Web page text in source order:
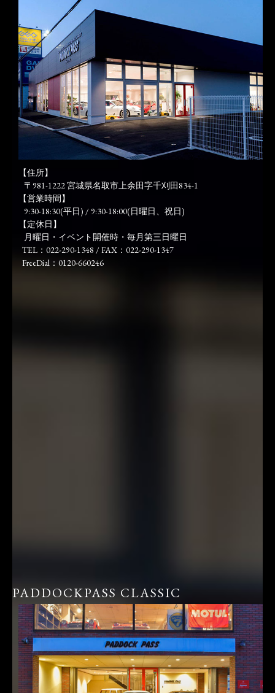
【住所】
〒981-1222 宮城県名取市上余田字千刈田834-1
【営業時間】
9:30-18:30(平日) / 9:30-18:00(日曜日、祝日)
【定休日】
月曜日・イベント開催時・毎月第三日曜日
TEL：022-290-1348 / FAX：022-290-1347
FreeDial：0120-660246
PADDOCKPASS CLASSIC